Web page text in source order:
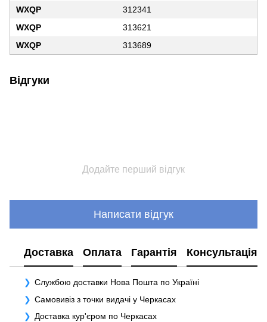
WXQP
312341
WXQP
313621
WXQP
313689
Відгуки
Додайте перший відгук
Написати відгук
Доставка Оплата Гарантія Консультація
Службою доставки Нова Пошта по Україні
Самовивіз з точки видачі у Черкасах
Доставка кур'єром по Черкасах